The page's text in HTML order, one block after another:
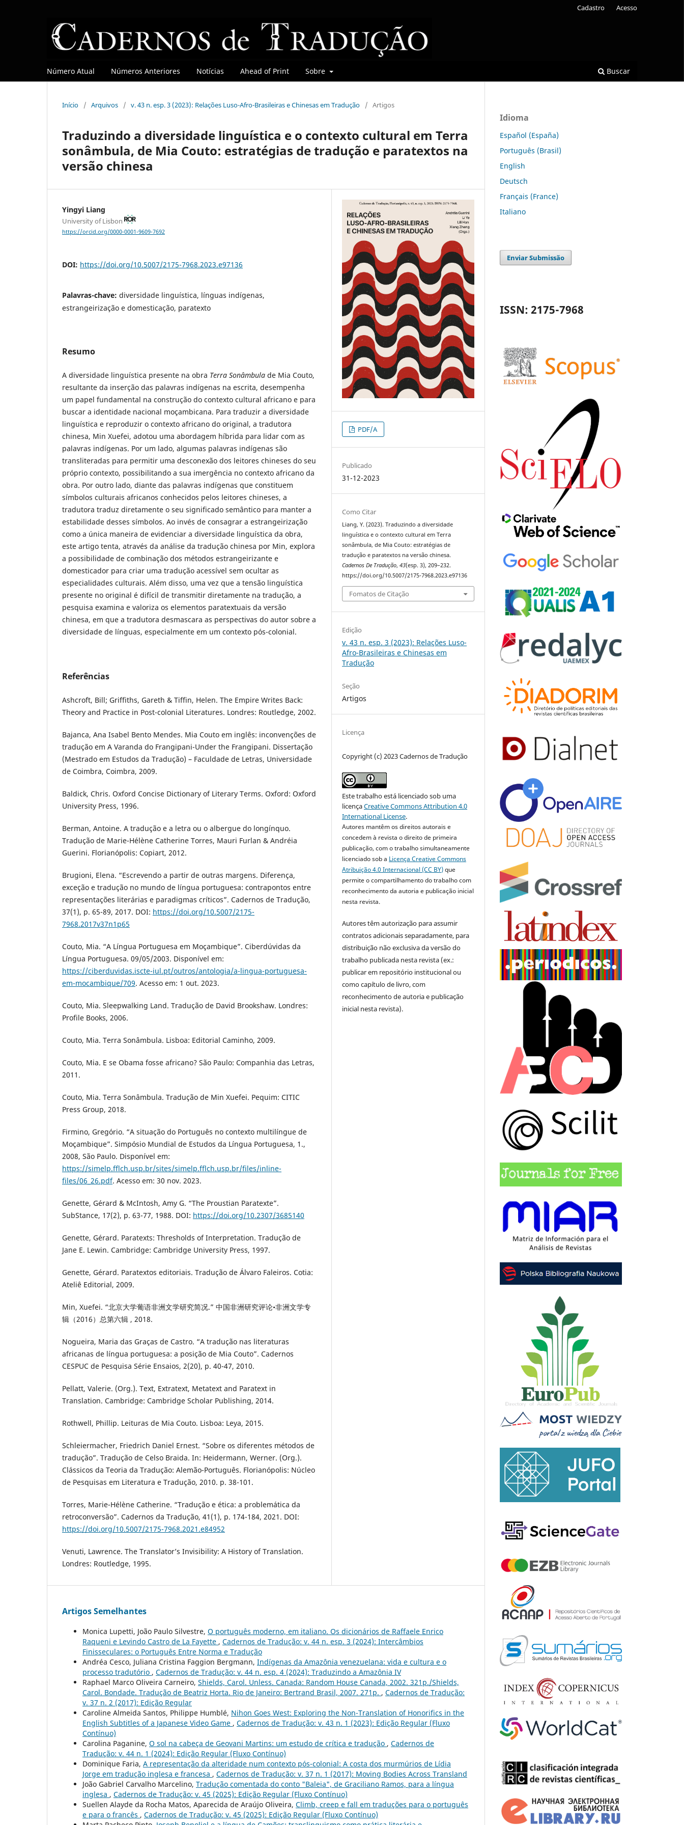
Número Atual Números Anteriores Notícias Ahead of Print Sobre Buscar
Cadastro Acesso
Início / Arquivos / v. 43 n. esp. 3 (2023): Relações Luso-Afro-Brasileiras e Chinesas em Tradução / Artigos
Traduzindo a diversidade linguística e o contexto cultural em Terra
sonâmbula, de Mia Couto: estratégias de tradução e paratextos na
versão chinesa
Yingyi Liang
University of Lisbon
https://orcid.org/0000-0001-9609-7692
DOI: https://doi.org/10.5007/2175-7968.2023.e97136
Palavras-chave: diversidade linguística, línguas indígenas,
estrangeirização e domesticação, paratexto
Resumo
A diversidade linguística presente na obra Terra Sonâmbula de Mia Couto,
resultante da inserção das palavras indígenas na escrita, desempenha
um papel fundamental na construção do contexto cultural africano e para
buscar a identidade nacional moçambicana. Para traduzir a diversidade
linguística e reproduzir o contexto africano do original, a tradutora
chinesa, Min Xuefei, adotou uma abordagem híbrida para lidar com as
palavras indígenas. Por um lado, algumas palavras indígenas são
transliteradas para permitir uma desconexão dos leitores chineses do seu
próprio contexto, possibilitando a sua imergência no contexto africano da
obra. Por outro lado, diante das palavras indígenas que constituem
símbolos culturais africanos conhecidos pelos leitores chineses, a
tradutora traduz diretamente o seu significado semântico para manter a
estabilidade desses símbolos. Ao invés de consagrar a estrangeirização
como a única maneira de evidenciar a diversidade linguística da obra,
este artigo tenta, através da análise da tradução chinesa por Min, explora
a possibilidade de combinação dos métodos estrangeirizante e
domesticador para criar uma tradução acessível sem ocultar as
especialidades culturais. Além disso, uma vez que a tensão linguística
presente no original é difícil de transmitir diretamente na tradução, a
pesquisa examina e valoriza os elementos paratextuais da versão
chinesa, em que a tradutora desmascara as perspectivas do autor sobre a
diversidade de línguas, especialmente em um contexto pós-colonial.
Referências
Ashcroft, Bill; Griffiths, Gareth & Tiffin, Helen. The Empire Writes Back:
Theory and Practice in Post-colonial Literatures. Londres: Routledge, 2002.
Bajanca, Ana Isabel Bento Mendes. Mia Couto em inglês: inconvenções de
tradução em A Varanda do Frangipani-Under the Frangipani. Dissertação
(Mestrado em Estudos da Tradução) – Faculdade de Letras, Universidade
de Coimbra, Coimbra, 2009.
Baldick, Chris. Oxford Concise Dictionary of Literary Terms. Oxford: Oxford
University Press, 1996.
Berman, Antoine. A tradução e a letra ou o albergue do longínquo.
Tradução de Marie-Hélène Catherine Torres, Mauri Furlan & Andréia
Guerini. Florianópolis: Copiart, 2012.
Brugioni, Elena. “Escrevendo a partir de outras margens. Diferença,
exceção e tradução no mundo de língua portuguesa: contrapontos entre
representações literárias e paradigmas críticos”. Cadernos de Tradução,
37(1), p. 65-89, 2017. DOI: https://doi.org/10.5007/2175-
7968.2017v37n1p65
Couto, Mia. “A Língua Portuguesa em Moçambique”. Ciberdúvidas da
Língua Portuguesa. 09/05/2003. Disponível em:
https://ciberduvidas.iscte-iul.pt/outros/antologia/a-lingua-portuguesa-
em-mocambique/709. Acesso em: 1 out. 2023.
Couto, Mia. Sleepwalking Land. Tradução de David Brookshaw. Londres:
Profile Books, 2006.
Couto, Mia. Terra Sonâmbula. Lisboa: Editorial Caminho, 2009.
Couto, Mia. E se Obama fosse africano? São Paulo: Companhia das Letras,
2011.
Couto, Mia. Terra Sonâmbula. Tradução de Min Xuefei. Pequim: CITIC
Press Group, 2018.
Firmino, Gregório. “A situação do Português no contexto multilíngue de
Moçambique”. Simpósio Mundial de Estudos da Língua Portuguesa, 1.,
2008, São Paulo. Disponível em:
https://simelp.fflch.usp.br/sites/simelp.fflch.usp.br/files/inline-
files/06_26.pdf. Acesso em: 30 nov. 2023.
Genette, Gérard & McIntosh, Amy G. “The Proustian Paratexte”.
SubStance, 17(2), p. 63-77, 1988. DOI: https://doi.org/10.2307/3685140
Genette, Gérard. Paratexts: Thresholds of Interpretation. Tradução de
Jane E. Lewin. Cambridge: Cambridge University Press, 1997.
Genette, Gérard. Paratextos editoriais. Tradução de Álvaro Faleiros. Cotia:
Ateliê Editorial, 2009.
Min, Xuefei. “北京大学葡语非洲文学研究简况.” 中国非洲研究评论•非洲文学专
辑（2016）总第六辑 , 2018.
Nogueira, Maria das Graças de Castro. “A tradução nas literaturas
africanas de língua portuguesa: a posição de Mia Couto”. Cadernos
CESPUC de Pesquisa Série Ensaios, 2(20), p. 40-47, 2010.
Pellatt, Valerie. (Org.). Text, Extratext, Metatext and Paratext in
Translation. Cambridge: Cambridge Scholar Publishing, 2014.
Rothwell, Phillip. Leituras de Mia Couto. Lisboa: Leya, 2015.
Schleiermacher, Friedrich Daniel Ernest. “Sobre os diferentes métodos de
tradução”. Tradução de Celso Braida. In: Heidermann, Werner. (Org.).
Clássicos da Teoria da Tradução: Alemão-Português. Florianópolis: Núcleo
de Pesquisas em Literatura e Tradução, 2010. p. 38-101.
Torres, Marie-Hélène Catherine. “Tradução e ética: a problemática da
retroconversão”. Cadernos da Tradução, 41(1), p. 174-184, 2021. DOI:
https://doi.org/10.5007/2175-7968.2021.e84952
Venuti, Lawrence. The Translator’s Invisibility: A History of Translation.
Londres: Routledge, 1995.
PDF/A
Publicado
31-12-2023
Como Citar
Liang, Y. (2023). Traduzindo a diversidade
linguística e o contexto cultural em Terra
sonâmbula, de Mia Couto: estratégias de
tradução e paratextos na versão chinesa.
Cadernos De Tradução,43(esp. 3), 209–232.
https://doi.org/10.5007/2175-7968.2023.e97136
Fomatos de Citação
Edição
v. 43 n. esp. 3 (2023): Relações Luso-
Afro-Brasileiras e Chinesas em
Tradução
Seção
Artigos
Licença
Copyright (c) 2023 Cadernos de Tradução
Este trabalho está licenciado sob uma
licençaCreative Commons Attribution 4.0
International License.
Autores mantêm os direitos autorais e
concedem à revista o direito de primeira
publicação, com o trabalho simultaneamente
licenciado sob a Licença Creative Commons
Atribuição 4.0 Internacional (CC BY)que
permite o compartilhamento do trabalho com
reconhecimento da autoria e publicação inicial
nesta revista.
Autores têm autorização para assumir
contratos adicionais separadamente, para
distribuição não exclusiva da versão do
trabalho publicada nesta revista (ex.:
publicar em repositório institucional ou
como capítulo de livro, com
reconhecimento de autoria e publicação
inicial nesta revista).
Artigos Semelhantes
Monica Lupetti, João Paulo Silvestre, O português moderno, em italiano. Os dicionários de Raffaele Enrico
Raqueni e Levindo Castro de La Fayette , Cadernos de Tradução: v. 44 n. esp. 3 (2024): Intercâmbios
Finisseculares: o Português Entre Norma e Tradução
Andréa Cesco, Juliana Cristina Faggion Bergmann, Indígenas da Amazônia venezuelana: vida e cultura e o
processo tradutório , Cadernos de Tradução: v. 44 n. esp. 4 (2024): Traduzindo a Amazônia IV
Raphael Marco Oliveira Carneiro, Shields, Carol. Unless. Canada: Random House Canada, 2002. 321p./Shields,
Carol. Bondade. Tradução de Beatriz Horta. Rio de Janeiro: Bertrand Brasil, 2007. 271p. , Cadernos de Tradução:
v. 37 n. 2 (2017): Edição Regular
Caroline Almeida Santos, Philippe Humblé, Nihon Goes West: Exploring the Non-Translation of Honorifics in the
English Subtitles of a Japanese Video Game , Cadernos de Tradução: v. 43 n. 1 (2023): Edição Regular (Fluxo
Contínuo)
Carolina Paganine, O sol na cabeça de Geovani Martins: um estudo de crítica e tradução , Cadernos de
Tradução: v. 44 n. 1 (2024): Edição Regular (Fluxo Contínuo)
Dominique Faria, A representação da alteridade num contexto pós-colonial: A costa dos murmúrios de Lídia
Jorge em tradução inglesa e francesa , Cadernos de Tradução: v. 37 n. 1 (2017): Moving Bodies Across Transland
João Gabriel Carvalho Marcelino, Tradução comentada do conto "Baleia", de Graciliano Ramos, para a língua
inglesa , Cadernos de Tradução: v. 45 (2025): Edição Regular (Fluxo Contínuo)
Suellen Alayde da Rocha Matos, Aparecida de Araújo Oliveira, Climb, creep e fall em traduções para o português
e para o francês , Cadernos de Tradução: v. 45 (2025): Edição Regular (Fluxo Contínuo)
Idioma
Español (España)
Português (Brasil)
English
Deutsch
Français (France)
Italiano
Enviar Submissão
ISSN: 2175-7968